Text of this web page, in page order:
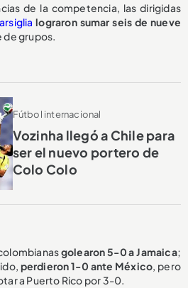
de la competencia, las dirigidas
lograron sumar seis de nueve
de grupos.
Fútbol internacional
Vozinha llegó a Chile para
ser el nuevo portero de
Colo Colo
golearon 5-0 a Jamaica;
perdieron 1-0 ante México, pero
a Puerto Rico por 3-0.